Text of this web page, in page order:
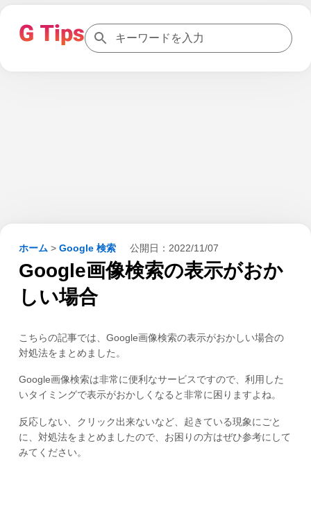
ホーム > Google 検索 公開日： 2022/11/07
Google画像検索の表示がおか
しい場合
こちらの記事では、Google画像検索の表示がおかしい場合の
対処法をまとめました。
Google画像検索は非常に便利なサービスですので、利用した
いタイミングで表示がおかしくなると非常に困りますよね。
反応しない、クリック出来ないなど、起きている現象にごと
に、対処法をまとめましたので、お困りの方はぜひ参考にして
みてください。